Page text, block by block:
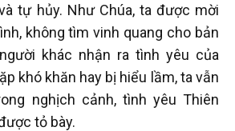
tự hủy. Như Chúa, ta được mời
không tìm vinh quang cho bản
khác nhận ra tình yêu của
khó khăn hay bị hiểu lầm, ta vẫn
nghịch cảnh, tình yêu Thiên
tỏ bày.